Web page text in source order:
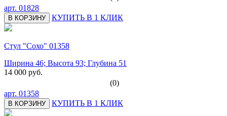
арт. 01828
В КОРЗИНУ КУПИТЬ В 1 КЛИК
Стул "Сохо" 01358
Ширина 46; Высота 93; Глубина 51
14 000 руб.
(0)
арт. 01358
В КОРЗИНУ КУПИТЬ В 1 КЛИК